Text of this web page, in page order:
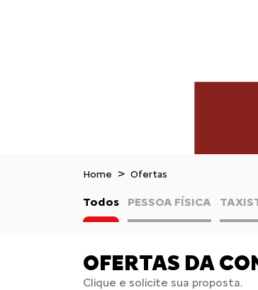
Home Ofertas
Todos PESSOA FÍSICA
OFERTAS DA
Clique e solicite sua proposta.